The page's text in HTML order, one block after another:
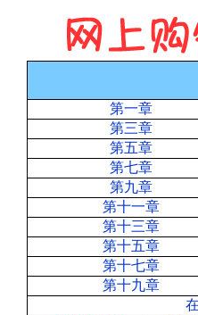
第一章
第三章
第五章
第七章
第九章
第十一章
第十三章
第十五章
第十七章
第十九章